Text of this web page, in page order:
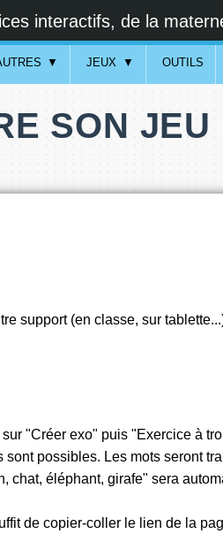
interactifs, de la
JEUX OUTILS
SON JEU
support (en classe, sur
"Créer exo" puis "Exercice à
possibles. Les mots seront
chat, éléphant, girafe" sera
de copier-coller le lien de la